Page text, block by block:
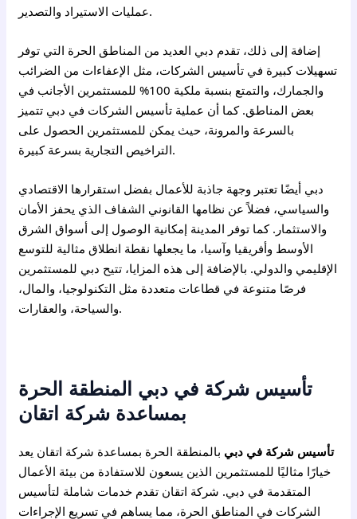
عمليات الاستيراد والتصدير.
إضافة إلى ذلك، تقدم دبي العديد من المناطق الحرة التي توفر
تسهيلات كبيرة في تأسيس الشركات، مثل الإعفاءات من الضرائب
والجمارك، والتمتع بنسبة ملكية 100% للمستثمرين الأجانب في
بعض المناطق. كما أن عملية تأسيس الشركات في دبي تتميز
بالسرعة والمرونة، حيث يمكن للمستثمرين الحصول على
التراخيص التجارية بسرعة كبيرة.
دبي أيضًا تعتبر وجهة جاذبة للأعمال بفضل استقرارها الاقتصادي
والسياسي، فضلاً عن نظامها القانوني الشفاف الذي يحفز الأمان
والاستثمار. كما توفر المدينة إمكانية الوصول إلى أسواق الشرق
الأوسط وأفريقيا وآسيا، ما يجعلها نقطة انطلاق مثالية للتوسع
الإقليمي والدولي. بالإضافة إلى هذه المزايا، تتيح دبي للمستثمرين
فرصًا متنوعة في قطاعات متعددة مثل التكنولوجيا، والمال،
والسياحة، والعقارات.
تأسيس شركة في دبي المنطقة الحرة
بمساعدة شركة اتقان
تأسيس شركة في دبي بالمنطقة الحرة بمساعدة شركة اتقان يعد
خيارًا مثاليًا للمستثمرين الذين يسعون للاستفادة من بيئة الأعمال
المتقدمة في دبي. شركة اتقان تقدم خدمات شاملة لتأسيس
الشركات في المناطق الحرة، مما يساهم في تسريع الإجراءات